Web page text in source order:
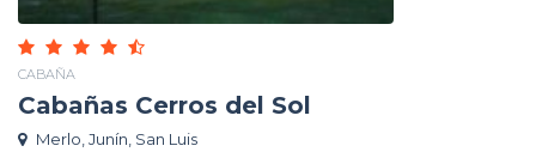
CABAÑA
Cabañas Cerros del Sol
Merlo, Junín, San Luis